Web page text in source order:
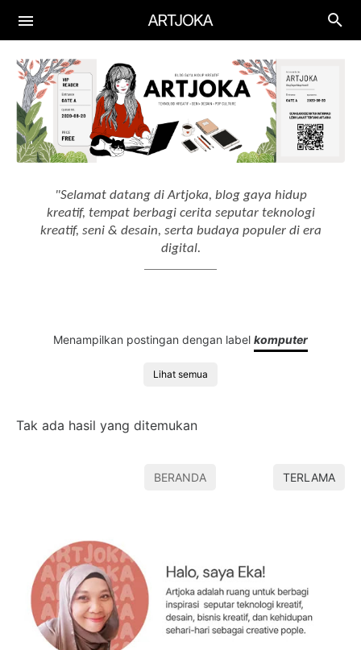
Aplikasi
Aplikasi Keuangan
Aplikasi Edukasi
Aplikasi Menggambar
Gadget
Smartphone
Drawing Tablet
Artificial Intelligence
AI Workflow
"Selamat datang di Artjoka, blog gaya hidup
kreatif, tempat berbagi cerita seputar teknologi
kreatif, seni & desain, serta budaya populer di era
digital.
Menampilkan postingan dengan label komputer
Lihat semua
Tak ada hasil yang ditemukan
BERANDA TERLAMA